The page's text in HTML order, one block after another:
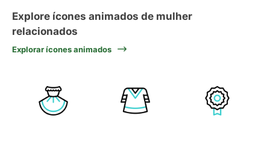
Explore ícones animados de mulher
relacionados
Explorar ícones animados